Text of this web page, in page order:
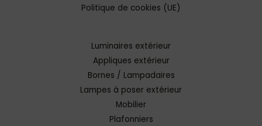
Politique de cookies (UE)
Luminaires extérieur
Appliques extérieur
Bornes / Lampadaires
Lampes à poser extérieur
Mobilier
Plafonniers